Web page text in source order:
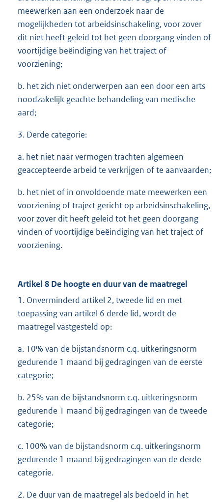
meewerken aan een onderzoek naar de
mogelijkheden tot arbeidsinschakeling, voor zover
dit niet heeft geleid tot het geen doorgang vinden of
voortijdige beëindiging van het traject of
voorziening;
b. het zich niet onderwerpen aan een door een arts
noodzakelijk geachte behandeling van medische
aard;
3. Derde categorie:
a. het niet naar vermogen trachten algemeen
geaccepteerde arbeid te verkrijgen of te aanvaarden;
b. het niet of in onvoldoende mate meewerken een
voorziening of traject gericht op arbeidsinschakeling,
voor zover dit heeft geleid tot het geen doorgang
vinden of voortijdige beëindiging van het traject of
voorziening.
Artikel 8 De hoogte en duur van de maatregel
1. Onverminderd artikel 2, tweede lid en met
toepassing van artikel 6 derde lid, wordt de
maatregel vastgesteld op:
a. 10% van de bijstandsnorm c.q. uitkeringsnorm
gedurende 1 maand bij gedragingen van de eerste
categorie;
b. 25% van de bijstandsnorm c.q. uitkeringsnorm
gedurende 1 maand bij gedragingen van de tweede
categorie;
c. 100% van de bijstandsnorm c.q. uitkeringsnorm
gedurende 1 maand bij gedragingen van de derde
categorie.
2. De duur van de maatregel als bedoeld in het